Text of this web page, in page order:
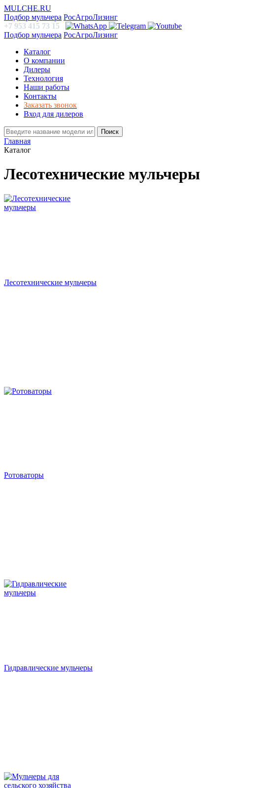
MULCHE.RU
Подбор мульчера РосАгроЛизинг
+7 953 415 73 15
Подбор мульчера РосАгроЛизинг
Каталог
О компании
Дилеры
Технология
Наши работы
Контакты
Заказать звонок
Вход для дилеров
Поиск
Главная
Каталог
Лесотехнические мульчеры
Лесотехнические мульчеры
Ротоваторы
Гидравлические мульчеры